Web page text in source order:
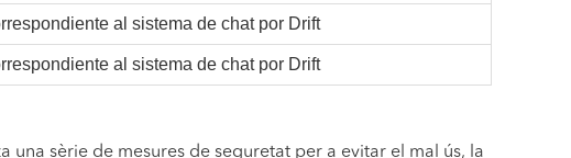
al sistema de chat por Drift
al sistema de chat por Drift
sèrie de mesures de seguretat per a evitar el mal ús, la